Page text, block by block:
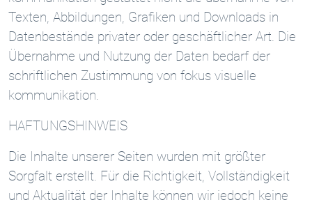
Texten, Abbildungen, Grafiken und Downloads in
Datenbestände privater oder geschäftlicher Art. Die
Übernahme und Nutzung der Daten bedarf der
schriftlichen Zustimmung von fokus visuelle
kommunikation.
HAFTUNGSHINWEIS
Die Inhalte unserer Seiten wurden mit größter
Sorgfalt erstellt. Für die Richtigkeit, Vollständigkeit
und Aktualität der Inhalte können wir jedoch keine